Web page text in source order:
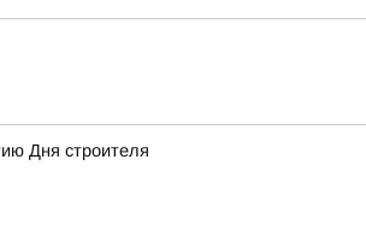
Дня строителя